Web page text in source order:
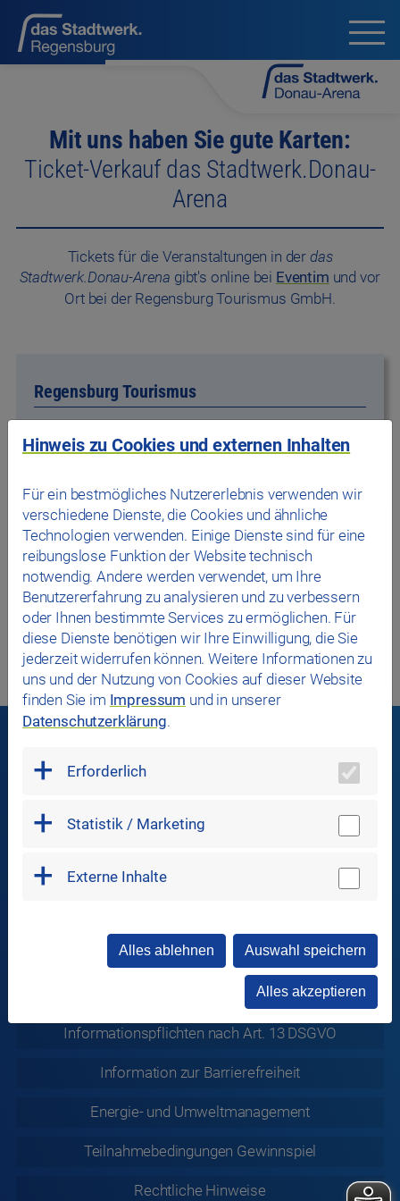
Mit uns haben Sie gute Karten:
Ticket-Verkauf das Stadtwerk.Donau-
Arena
Tickets für die Veranstaltungen in der das
Stadtwerk.Donau-Arena gibt's online bei Eventim und vor
Ort bei der Regensburg Tourismus GmbH.
Regensburg Tourismus
93047 Regensburg
In Verbindung bleiben
DatenschutzSoziale Medien
Informationspflichten nach Art. 13 DSGVO
Information zur Barrierefreiheit
Energie- und Umweltmanagement
Teilnahmebedingungen Gewinnspiel
Rechtliche Hinweise
Hinweis zu Cookies und externen Inhalten
Für ein bestmögliches Nutzererlebnis verwenden wir
verschiedene Dienste, die Cookies und ähnliche
Technologien verwenden. Einige Dienste sind für eine
reibungslose Funktion der Website technisch
notwendig. Andere werden verwendet, um Ihre
Benutzererfahrung zu analysieren und zu verbessern
oder Ihnen bestimmte Services zu ermöglichen. Für
diese Dienste benötigen wir Ihre Einwilligung, die Sie
jederzeit widerrufen können. Weitere Informationen zu
uns und der Nutzung von Cookies auf dieser Website
finden Sie im Impressum und in unserer
Datenschutzerklärung.
Erforderlich
Statistik / Marketing
Externe Inhalte
Alles ablehnen Auswahl speichern
Alles akzeptieren